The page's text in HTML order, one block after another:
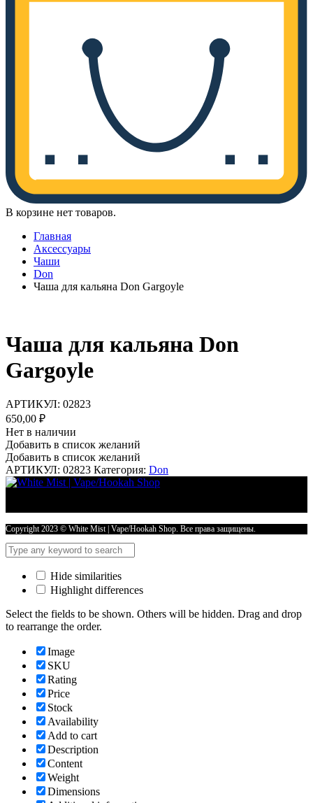
В корзине нет товаров.
Главная
Аксессуары
Чаши
Don
Чаша для кальяна Don Gargoyle
Чаша для кальяна Don
Gargoyle
АРТИКУЛ: 02823
650,00 ₽
Нет в наличии
Добавить в список желаний
Добавить в список желаний
АРТИКУЛ: 02823 Категория: Don
Copyright 2023 © White Mist | Vape/Hookah Shop. Все права защищены.
Hide similarities
Highlight differences
Select the fields to be shown. Others will be hidden. Drag and drop
to rearrange the order.
Image
SKU
Rating
Price
Stock
Availability
Add to cart
Description
Content
Weight
Dimensions